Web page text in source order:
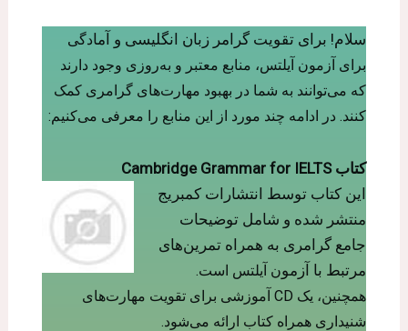
سلام! برای تقویت گرامر زبان انگلیسی و آما دگی
برای آزمون آیلتس، منابع معتبر و به‌روزی وجود دارند
که می‌توانند به شما در بهبود مهارت‌های گرامری کمک
کنند. در ادامه چند مورد از این منابع را معرفی می‌کنیم:
کتاب Cambridge Grammar for IELTS
این کتاب توسط انتشارات کمبریج
منتشر شده و شامل توضیحات
جامع گرامری به همراه تمرین‌های
مرتبط با آزمونآیلتس است.
همچنین، یک CD آموزشی برای تقویت مهارت‌های
شنیداری همراه کتاب ارائه می‌شود.